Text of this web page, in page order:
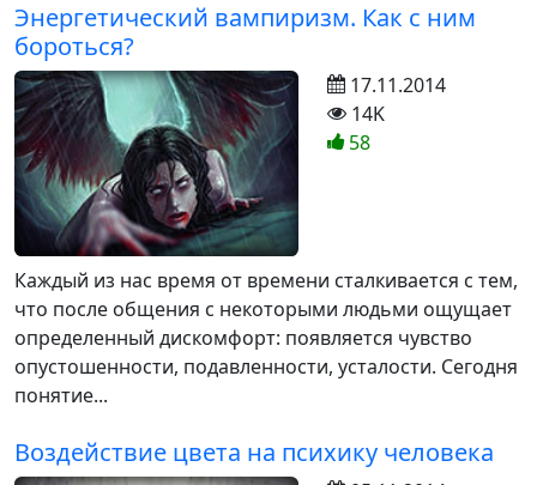
Энергетический вампиризм. Как с ним
бороться?
Каждый из нас время от времени сталкивается с тем,
что после общения с некоторыми людьми ощущает
определенный дискомфорт: появляется чувство
опустошенности, подавленности, усталости. Сегодня
понятие...
17.11.2014
14K
58
Воздействие цвета на психику человека